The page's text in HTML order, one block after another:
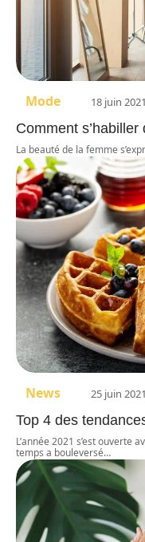
Mode 18 juin 2021
Comment
La beauté de la femme
News 25 juin 2021
Top 4 des
L’année 2021 s’est ouverte
temps a bouleversé…